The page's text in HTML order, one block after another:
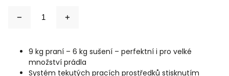
9 kg praní – 6 kg sušení – perfektní i pro velké
množství prádla
Systém tekutých pracích prostředků stisknutím